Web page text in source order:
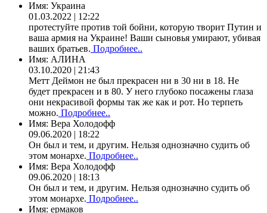
Имя: Украина
01.03.2022 | 12:22
протестуйте против той бойни, которую творит Путин и
ваша армия на Украине! Ваши сыновья умирают, убивая
ваших братьев. Подробнее..
Имя: АЛИНА
03.10.2020 | 21:43
Метт Деймон не был прекрасен ни в 30 ни в 18. Не
будет прекрасен и в 80. У него глубоко посажены глаза
они некрасивой формы так же как и рот. Но терпеть
можно. Подробнее..
Имя: Вера Холодофф
09.06.2020 | 18:22
Он был и тем, и другим. Нельзя однозначно судить об
этом монархе. Подробнее..
Имя: Вера Холодофф
09.06.2020 | 18:13
Он был и тем, и другим. Нельзя однозначно судить об
этом монархе. Подробнее..
Имя: ермаков